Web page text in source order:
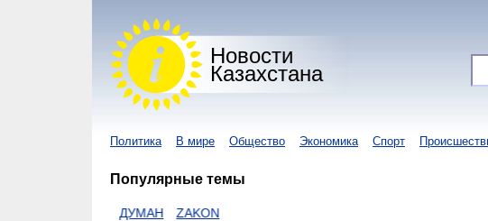
Новости
Казахстана
Политика В мире Общество Экономика Спорт
Популярные темы
ДУМАН ZAKON